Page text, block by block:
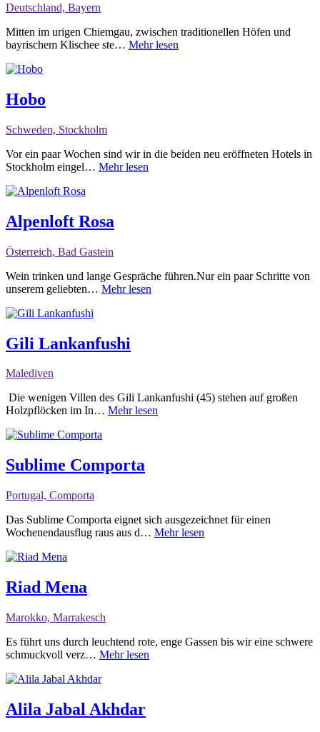
Deutschland, Bayern
Mitten im urigen Chiemgau, zwischen traditionellen Höfen und
bayrischem Klischee ste… Mehr lesen
Hobo
Schweden, Stockholm
Vor ein paar Wochen sind wir in die beiden neu eröffneten Hotels in
Stockholm eingel… Mehr lesen
Alpenloft Rosa
Österreich, Bad Gastein
Wein trinken und lange Gespräche führen.Nur ein paar Schritte von
unserem geliebten… Mehr lesen
Gili Lankanfushi
Malediven
Die wenigen Villen des Gili Lankanfushi (45) stehen auf großen
Holzpflöcken im In… Mehr lesen
Sublime Comporta
Portugal, Comporta
Das Sublime Comporta eignet sich ausgezeichnet für einen
Wochenendausflug raus aus d… Mehr lesen
Riad Mena
Marokko, Marrakesch
Es führt uns durch leuchtend rote, enge Gassen bis wir eine schwere
schmuckvoll verz… Mehr lesen
Alila Jabal Akhdar